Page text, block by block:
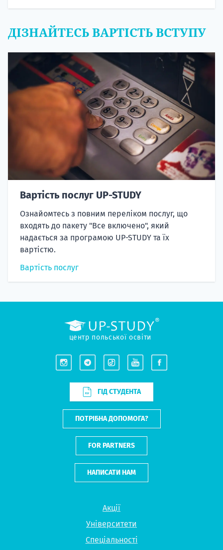
ДІЗНАЙТЕСЬ ВАРТІСТЬ ВСТУПУ
Вартість послуг UP-STUDY
Ознайомтесь з повним переліком послуг, що
входять до пакету "Все включено", який
надається за програмою UP-STUDY та їх
вартістю.
Вартість послуг
Акції
Університети
Спеціальності
центр польської освіти
ГІД СТУДЕНТА
ПОТРІБНА ДОПОМОГА?
FOR PARTNERS
НАПИСАТИ НАМ